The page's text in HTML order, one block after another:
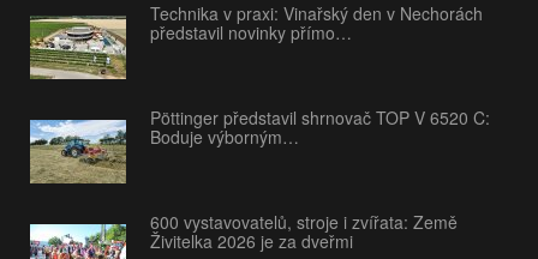
Technika v praxi: Vinařský den v Nechorách
představil novinky přímo…
Pöttinger představil shrnovač TOP V 6520 C:
Boduje výborným…
600 vystavovatelů, stroje i zvířata: Země
Živitelka 2026 je za dveřmi